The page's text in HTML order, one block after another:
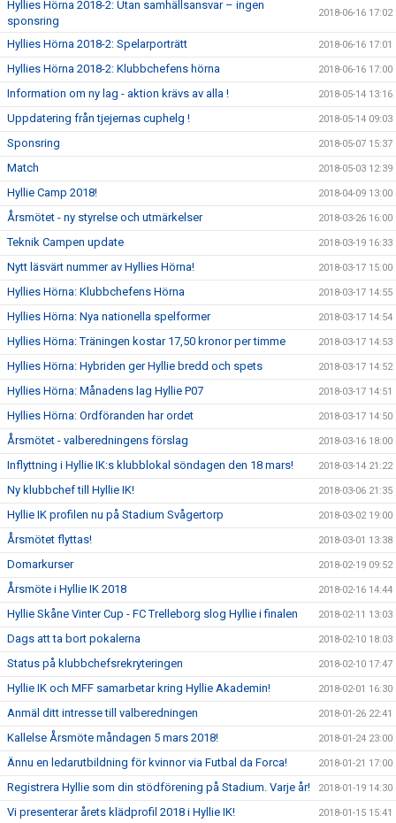
Hyllies Hörna 2018-2: Utan samhällsansvar – ingen
sponsring
2018-06-16 17:02
Hyllies Hörna 2018-2: Spelarporträtt 2018-06-16 17:01
Hyllies Hörna 2018-2: Klubbchefens hörna 2018-06-16 17:00
Information om ny lag - aktion krävs av alla ! 2018-05-14 13:16
Uppdatering från tjejernas cuphelg ! 2018-05-14 09:03
Sponsring 2018-05-07 15:37
Match 2018-05-03 12:39
Hyllie Camp 2018! 2018-04-09 13:00
Årsmötet - ny styrelse och utmärkelser 2018-03-26 16:00
Teknik Campen update 2018-03-19 16:33
Nytt läsvärt nummer av Hyllies Hörna! 2018-03-17 15:00
Hyllies Hörna: Klubbchefens Hörna 2018-03-17 14:55
Hyllies Hörna: Nya nationella spelformer 2018-03-17 14:54
Hyllies Hörna: Träningen kostar 17,50 kronor per timme 2018-03-17 14:53
Hyllies Hörna: Hybriden ger Hyllie bredd och spets 2018-03-17 14:52
Hyllies Hörna: Månadens lag Hyllie P07 2018-03-17 14:51
Hyllies Hörna: Ordföranden har ordet 2018-03-17 14:50
Årsmötet - valberedningens förslag 2018-03-16 18:00
Inflyttning i Hyllie IK:s klubblokal söndagen den 18 mars! 2018-03-14 21:22
Ny klubbchef till Hyllie IK! 2018-03-06 21:35
Hyllie IK profilen nu på Stadium Svågertorp 2018-03-02 19:00
Årsmötet flyttas! 2018-03-01 13:38
Domarkurser 2018-02-19 09:52
Årsmöte i Hyllie IK 2018 2018-02-16 14:44
Hyllie Skåne Vinter Cup - FC Trelleborg slog Hyllie i finalen 2018-02-11 13:03
Dags att ta bort pokalerna 2018-02-10 18:03
Status på klubbchefsrekryteringen 2018-02-10 17:47
Hyllie IK och MFF samarbetar kring Hyllie Akademin! 2018-02-01 16:30
Anmäl ditt intresse till valberedningen 2018-01-26 22:41
Kallelse Årsmöte måndagen 5 mars 2018! 2018-01-24 23:00
Ännu en ledarutbildning för kvinnor via Futbal da Forca! 2018-01-21 17:00
Registrera Hyllie som din stödförening på Stadium. Varje år! 2018-01-19 14:30
Vi presenterar årets klädprofil 2018 i Hyllie IK! 2018-01-15 15:41